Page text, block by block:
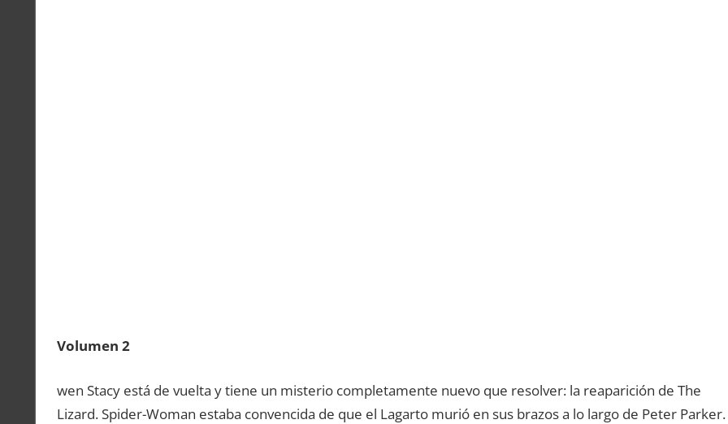
Volumen 2
wen Stacy está de vuelta y tiene un misterio completamente nuevo que resolver: la reaparición de The
Lizard. Spider-Woman estaba convencida de que el Lagarto murió en sus brazos a lo largo de Peter Parker.